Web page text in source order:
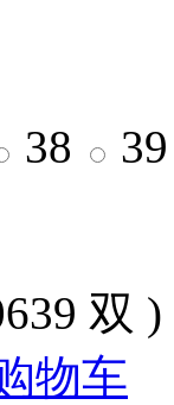
38
双 )
物车